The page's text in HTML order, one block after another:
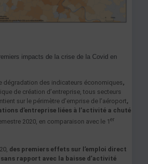
impacts de la crise de la Covid en
dégradation des indicateurs économiques,
de création d’entreprise, tous secteurs
sur le périmètre d’emprise de l’aéroport,
d’entreprise liées à l’activité a chuté
2020, en comparaison avec le 1er
des premiers effets sur l’emploi direct
sans rapport avec la baisse d’activité